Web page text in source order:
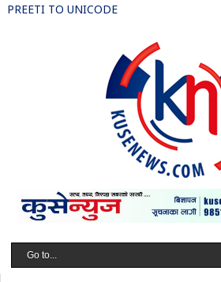
PREETI TO UNICODE